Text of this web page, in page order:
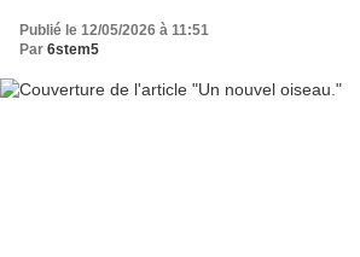
Publié le 12/05/2026 à 11:51
Par 6stem5